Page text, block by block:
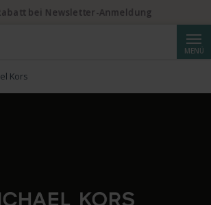
MENÜ
Kors
CHF 50 kostenlos. Eingeschriebener Priority